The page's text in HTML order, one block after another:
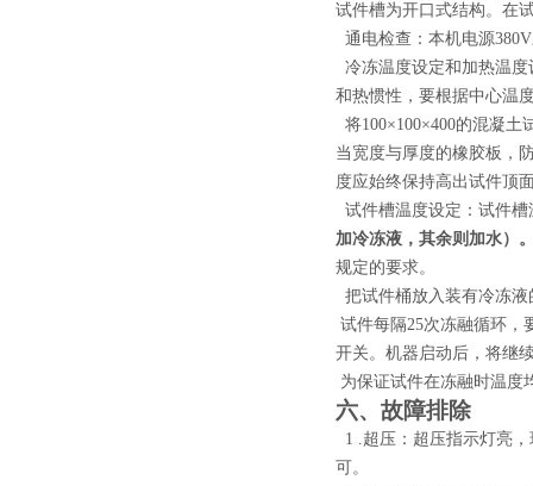
试件槽为开口式结构。在
通电检查： 本机电源
冷冻温度设定和加热温
和热惯性，要根据中心温
将100×100×400的混凝
当宽度与厚度的橡胶板，
度应始终保持高出试件顶
试件槽温度设定：试件
加冷冻液，其余则加水）
规定的要求。
把试件桶放入装有冷冻
试件每隔25次冻融循环，
开关。机器启动后，将继
为保证试件在冻融时温度
六、 故障排除
1 .超压：超压指示灯亮
可。